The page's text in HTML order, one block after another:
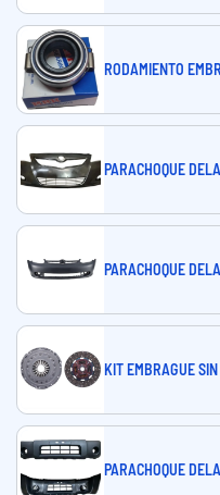
RODAMIENTO
PARACHOQUE
PARACHOQUE
KIT EMBRAGUE
PARACHOQUE